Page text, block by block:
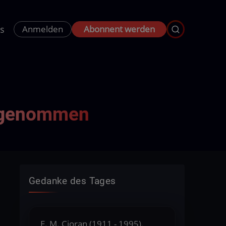
Anmelden Abonnent werden
Gedanke des Tages